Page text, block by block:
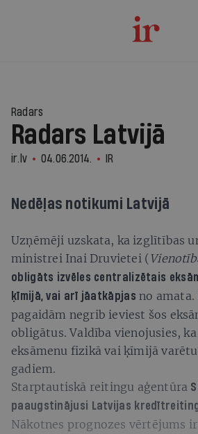
Radars
Radars Latvijā
ir.lv 04.06.2014. IR
Nedēļas notikumi Latvijā
Uzņēmēji uzskata, ka izglītības
ministrei Inai Druvietei (
obligāts izvēles centralizētais
ķīmijā, vai arī jāatkāpjasno
pagaidām negrib ieviest šos
obligātus. Valdība vienojusies,
eksāmenu fizikā vai ķīmijā
gadiem.
Starptautiskā reitingu aģentūra
paaugstinājusi Latvijas
Nākotnes prognozes vērtējums